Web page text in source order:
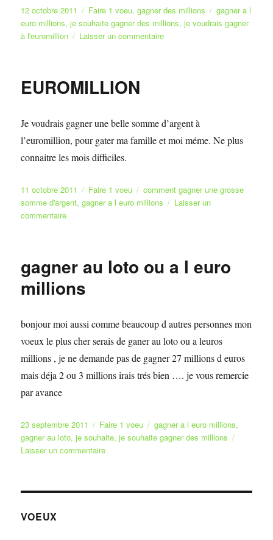
Publié
le
12 octobre 2011 Catégories
Faire 1 voeu,gagner des millions Étiquettes
gagner a l
euro millions,je souhaite gagner des millions,je voudrais gagner
à l'euromillion
Laisser un commentairesur
EUROMILLION
Je voudrais gagner une belle somme d’argent à
l’euromillion, pour gater ma famille et moi méme. Ne plus
connaitre les mois difficiles.
Publié
le
11 octobre 2011 Catégories
Faire 1 voeu Étiquettes
comment gagner une grosse
somme d'argent,gagner a l euro millions
Laisser un
commentairesur
gagner au loto ou a l euro
millions
bonjour moi aussi comme beaucoup d autres personnes mon
voeux le plus cher serais de ganer au loto ou a leuros
millions , je ne demande pas de gagner 27 millions d euros
mais déja 2 ou 3 millions irais trés bien …. je vous remercie
par avance
Publié
le
23 septembre 2011 Catégories
Faire 1 voeu Étiquettes
gagner a l euro millions,
gagner au loto,je souhaite,je souhaite gagner des millions
Laisser un commentairesur
loto
VOEUX